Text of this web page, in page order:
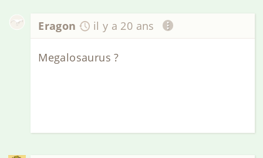
Eragon il y a 20 ans
Megalosaurus ?